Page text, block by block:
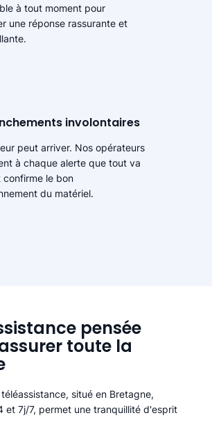
à tout moment pour
une réponse rassurante et
involontaires
peut arriver. Nos opérateurs
à chaque alerte que tout va
confirme le bon
du matériel.
pensée
toute la
situé en Bretagne,
et 7j/7, permet une tranquillité d'esprit